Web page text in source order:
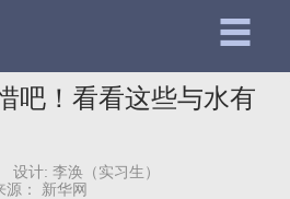
吧！看看这些与水有
设计: 李涣（实习生）
源： 新华网